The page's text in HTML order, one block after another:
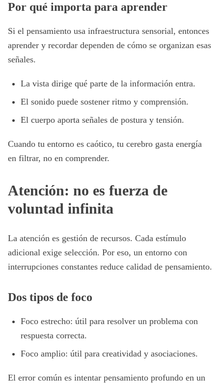
Por qué importa para aprender
Si el pensamiento usa infraestructura sensorial, entonces
aprender y recordar dependen de cómo se organizan esas
señales.
La vista dirige qué parte de la información entra.
El sonido puede sostener ritmo y comprensión.
El cuerpo aporta señales de postura y tensión.
Cuando tu entorno es caótico, tu cerebro gasta energía
en filtrar, no en comprender.
Atención: no es fuerza de
voluntad infinita
La atención es gestión de recursos. Cada estímulo
adicional exige selección. Por eso, un entorno con
interrupciones constantes reduce calidad de pensamiento.
Dos tipos de foco
Foco estrecho: útil para resolver un problema con
respuesta correcta.
Foco amplio: útil para creatividad y asociaciones.
El error común es intentar pensamiento profundo en un